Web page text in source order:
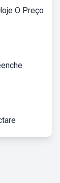
O Preço